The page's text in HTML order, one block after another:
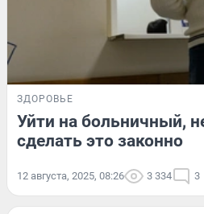
ЗДОРОВЬЕ
Уйти на больничный,
сделать это законно
12 августа, 2025, 08:26 3 334 3